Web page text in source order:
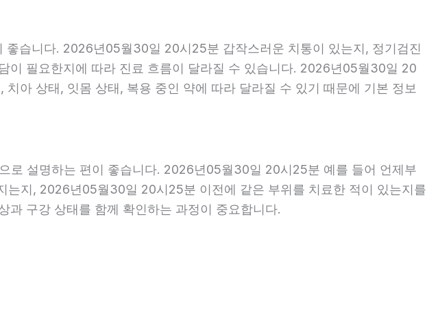
습니다. 2026년05월30일 20시25분 갑작스러운 치통이 있는지, 정기검진
이 필요한지에 따라 진료 흐름이 달라질 수 있습니다. 2026년05월30일 20
아 상태, 잇몸 상태, 복용 중인 약에 따라 달라질 수 있기 때문에 기본 정보
로 설명하는 편이 좋습니다. 2026년05월30일 20시25분 예를 들어 언제부
는지, 2026년05월30일 20시25분 이전에 같은 부위를 치료한 적이 있는지를
과 구강 상태를 함께 확인하는 과정이 중요합니다.